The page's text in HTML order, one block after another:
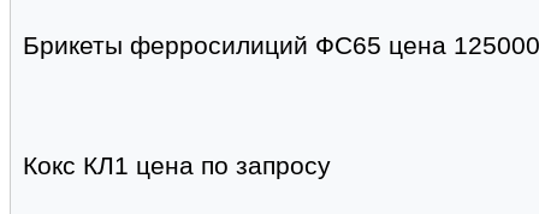
Брикеты ферросилиций ФС65 цена
Кокс КЛ1 цена по запросу